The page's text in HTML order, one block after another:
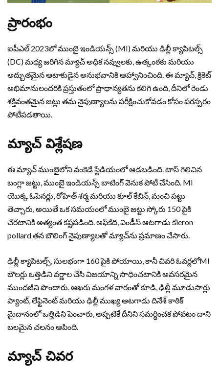
ప్రారంభం
ఐపీఎల్ 2023లో ముంబై ఇండియన్స్ (MI) మరియు ఢిల్లీ క్యాపిటల్స్
(DC) మధ్య జరిగిన మ్యాచ్ అధిక నవ్వులకు, ఉత్కంఠకు మరియు
అద్బుతమైన ఆటాకుడైన అనుభవానికి ఆహ్వానించింది. ఈ మ్యాచ్, క్రికెట్
అభిమానులందరికి ప్రస్తుతంలో ప్రాధాన్యతను కలిగి ఉంది, దీనిలో రెండు
శక్తివంతమైన జట్లు తమ నైపుణ్యాలను పరీక్షించుకోవడం కోసం పరస్పరం
పోటీపడతాయి.
మ్యాచ్ విశ్లేషణ
ఈ మ్యాచ్ ముంబైలోని వంకెడే స్టేడియంలో ఆడబడింది. టాస్ గెలిచిన
బంగ్లా జట్టు, ముంబై ఇండియన్స్ బాటింగ్ వెనుక పోటీ చేసింది. MI
యొక్క ఓపెనర్లు, రోహిత్ శర్మ మరియు కూల్ కేబిన్, మంచి పట్టు
తెచ్చారు, అయితే ఒక సమయంలో ముంబై జట్టు స్కోరు 150 పైకి
చేరటానికి అత్యంత కష్టపడింది. అఫ్‌కేది, విండీస్ ఆటగాడు కieron
pollard తన బౌలింగ్ నైపుణ్యాలతో మ్యాచ్‌ను ప్రమాణం చేసారు.
ఢిల్లీ క్యాపిటల్స్, సులభంగా 160 పైకి పోయాయి, కానీ చివరి ఓవర్లలోMI
బౌలర్లు ఒత్తిడిని వర్ణాల చేసి విజయాన్ని సాధించటానికి అవసరమైన
ముందజీని పొందారు. ఆఖరు మంగళ వారంతో కూడి, ఢిల్లీ మూడుసార్లు
ప్యాంట్, లేఫ్టినెంట్ మరియు ఢిల్లీ ముఖ్య ఆటగాడు దినేశ్ కాఠిక్
మైదానంలో ఒత్తిడిని పెంచారు, అప్పటికే దీనిని సమర్థించక పోవటం దాని
బలమైన చలనం ఆపింది.
మ్యాచ్ చివర